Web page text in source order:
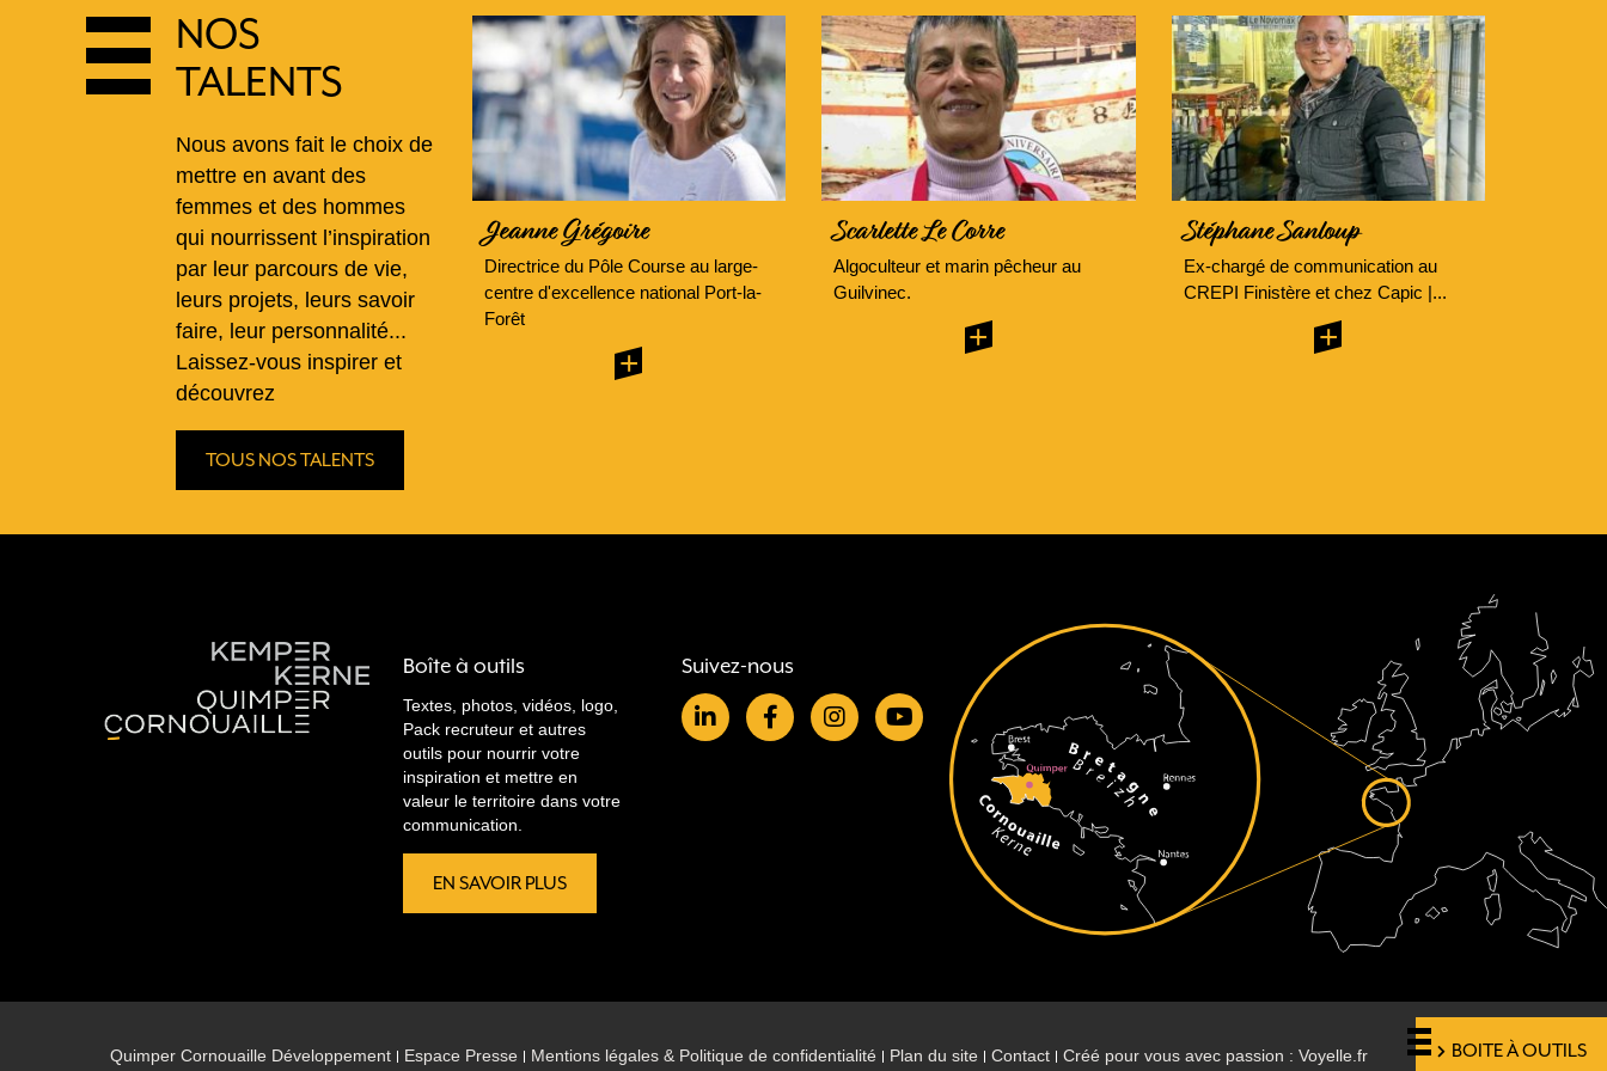
NOS
TALENTS
Nous avons fait le choix de
mettre en avant des
femmes et des hommes
qui nourrissent l’inspiration
par leur parcours de vie,
leurs projets, leurs savoir
faire, leur personnalité...
Laissez-vous inspirer et
découvrez
TOUS NOS TALENTS
Jeanne Grégoire
Directrice du Pôle Course au large-
centre d'excellence national Port-la-
Forêt
+
Scarlette Le Corre
Algoculteur et marin pêcheur au
Guilvinec.
+
Stéphane Sanloup
Ex-chargé de communication au
CREPI Finistère et chez Capic |...
+
BOITE À OUTILS
Boîte à outils
Textes, photos, vidéos, logo,
Pack recruteur et autres
outils pour nourrir votre
inspiration et mettre en
valeur le territoire dans votre
communication.
EN SAVOIR PLUS
Suivez-nous
Quimper Cornouaille Développement Espace Presse Mentions légales & Politique de confidentialité Plan du site Contact Créé pour vous avec passion : Voyelle.fr